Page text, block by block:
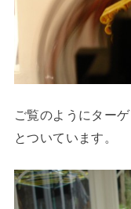
ご覧のようにター
とついています。